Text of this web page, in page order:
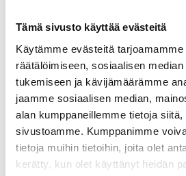
Tämä sivusto käyttää evästeitä
Käytämme evästeitä
räätälöimiseen, sosiaalisen
tukemiseen ja kävijämäärämme
jaamme sosiaalisen median,
alan kumppaneillemme tietoja
sivustoamme. Kumppanimme
tietoja muihin tietoihin, joita olet
kerätty, kun olet käyttänyt heidän
SM-kiitokset ja palautepyyntö
2023 SM-kilpailujen toteuttajaa
Judoseuraa sekä